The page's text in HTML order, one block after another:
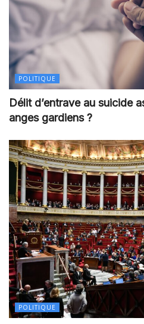
POLITIQUE
Délit d’entrave au suicide
anges gardiens ?
POLITIQUE